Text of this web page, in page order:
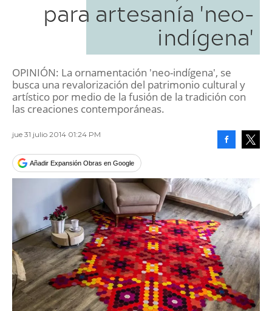
para artesanía 'neo-
indígena'
OPINIÓN: La ornamentación 'neo-indígena', se
busca una revalorización del patrimonio cultural y
artístico por medio de la fusión de la tradición con
las creaciones contemporáneas.
jue 31 julio 2014 01:24 PM
Añadir Expansión Obras en Google